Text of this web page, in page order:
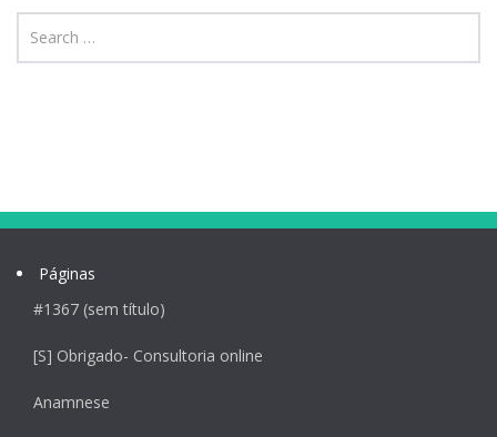
Páginas
#1367 (sem título)
[S] Obrigado- Consultoria online
Anamnese